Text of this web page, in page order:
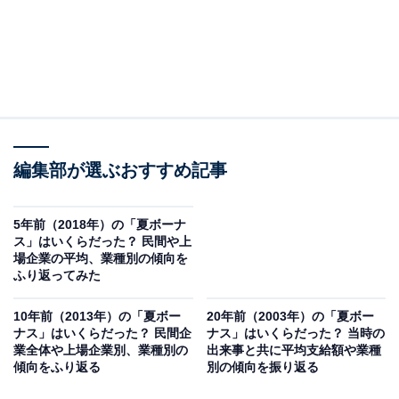
編集部が選ぶおすすめ記事
5年前（2018年）の「夏ボーナ
ス」はいくらだった？ 民間や上
場企業の平均、業種別の傾向を
ふり返ってみた
10年前（2013年）の「夏ボー
ナス」はいくらだった？ 民間企
業全体や上場企業別、業種別の
傾向をふり返る
20年前（2003年）の「夏ボー
ナス」はいくらだった？ 当時の
出来事と共に平均支給額や業種
別の傾向を振り返る